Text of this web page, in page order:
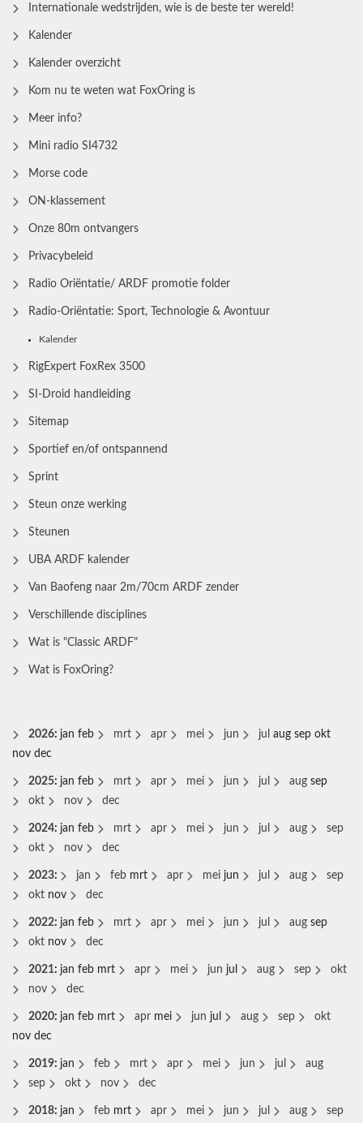
Internationale wedstrijden, wie is de beste ter wereld!
Kalender
Kalender overzicht
Kom nu te weten wat FoxOring is
Meer info?
Mini radio SI4732
Morse code
ON-klassement
Onze 80m ontvangers
Privacybeleid
Radio Oriëntatie/ ARDF promotie folder
Radio‑Oriëntatie: Sport, Technologie & Avontuur
Kalender
RigExpert FoxRex 3500
SI-Droid handleiding
Sitemap
Sportief en/of ontspannend
Sprint
Steun onze werking
Steunen
UBA ARDF kalender
Van Baofeng naar 2m/70cm ARDF zender
Verschillende disciplines
Wat is "Classic ARDF"
Wat is FoxOring?
2026: jan feb mrt apr mei jun jul aug sep okt
nov dec
2025: jan feb mrt apr mei jun jul aug sep
okt
nov dec
2024: jan feb mrt apr mei jun jul aug
sep
okt
nov dec
2023: jan feb mrt apr mei jun jul aug
sep
okt nov dec
2022: jan feb mrt apr mei jun jul aug sep
okt nov dec
2021: jan feb mrt apr mei jun jul aug sep
okt
nov
dec
2020: jan feb mrt apr mei jun jul aug sep
okt
nov dec
2019: jan feb mrt apr mei jun jul
aug
sep
okt nov dec
2018: jan feb mrt apr mei jun jul aug
sep